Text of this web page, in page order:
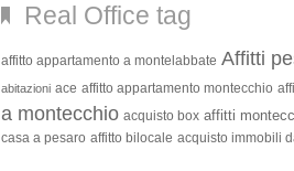
Real Office tag
affitto appartamento a montelabbate Affitti
abitazioni ace affitto appartamento montecchio
a montecchio acquisto box affitti
casa a pesaro affitto bilocale acquisto immobili